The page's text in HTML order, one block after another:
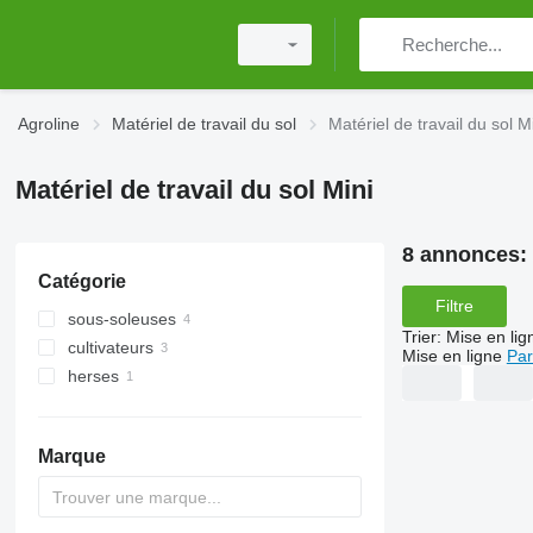
Agroline Matériel de travail du sol Matériel de travail du sol
Matériel de travail du sol Mini
Catégorie
sous-soleuses
cultivateurs
herses
Marque
8 annonces:
Filtre
Trier: Mise en
Mise en ligne